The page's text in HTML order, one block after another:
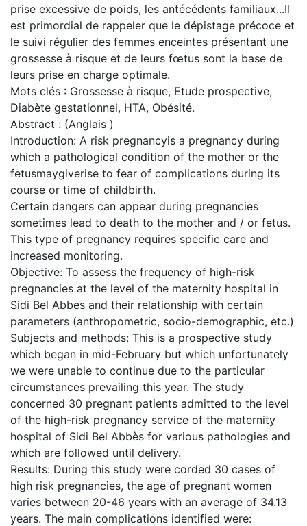
prise excessive de poids, les antécédents familiaux...Il
est primordial de rappeler que le dépistage précoce et
le suivi régulier des femmes enceintes présentant une
grossesse à risque et de leurs fœtus sont la base de
leurs prise en charge optimale.
Mots clés : Grossesse à risque, Etude prospective,
Diabète gestationnel, HTA, Obésité.
Abstract : (Anglais )
Introduction: A risk pregnancyis a pregnancy during
which a pathological condition of the mother or the
fetusmaygiverise to fear of complications during its
course or time of childbirth.
Certain dangers can appear during pregnancies
sometimes lead to death to the mother and / or fetus.
This type of pregnancy requires specific care and
increased monitoring.
Objective: To assess the frequency of high-risk
pregnancies at the level of the maternity hospital in
Sidi Bel Abbes and their relationship with certain
parameters (anthropometric, socio-demographic, etc.)
Subjects and methods: This is a prospective study
which began in mid-February but which unfortunately
we were unable to continue due to the particular
circumstances prevailing this year. The study
concerned 30 pregnant patients admitted to the level
of the high-risk pregnancy service of the maternity
hospital of Sidi Bel Abbès for various pathologies and
which are followed until delivery.
Results: During this study were corded 30 cases of
high risk pregnancies, the age of pregnant women
varies between 20-46 years with an average of 34.13
years. The main complications identified were: